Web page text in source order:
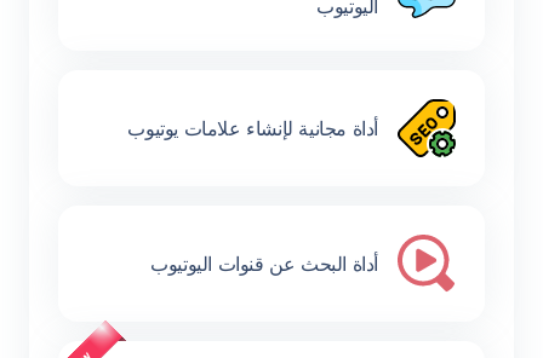
اليوتيوب
أداة مجانية لإنشاء علامات يوتيوب
أداة البحث عن قنوات اليوتيوب